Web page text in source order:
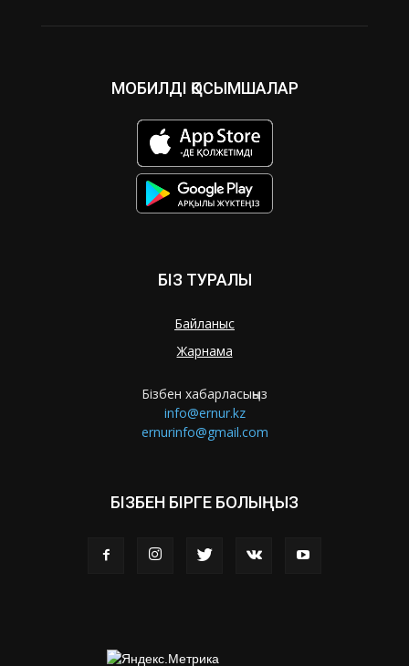
МОБИЛДІ ҚОСЫМШАЛАР
БІЗ ТУРАЛЫ
Байланыс
Жарнама
Бізбен хабарласыңыз
info@ernur.kz
ernurinfo@gmail.com
БІЗБЕН БІРГЕ БОЛЫҢЫЗ